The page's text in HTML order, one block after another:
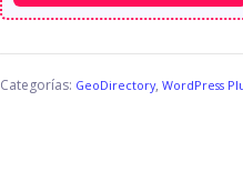
Categorías: GeoDirectory, WordPress